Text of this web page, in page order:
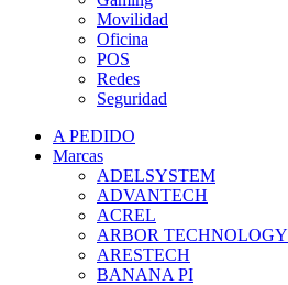
Movilidad
Oficina
POS
Redes
Seguridad
A PEDIDO
Marcas
ADELSYSTEM
ADVANTECH
ACREL
ARBOR TECHNOLOGY
ARESTECH
BANANA PI